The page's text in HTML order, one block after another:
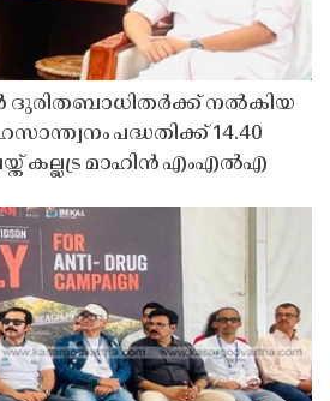
നൽകിയ
പദ്ധതിക്ക് 14.40
കല്ലട്ര മാഹിൻ എംഎൽഎ